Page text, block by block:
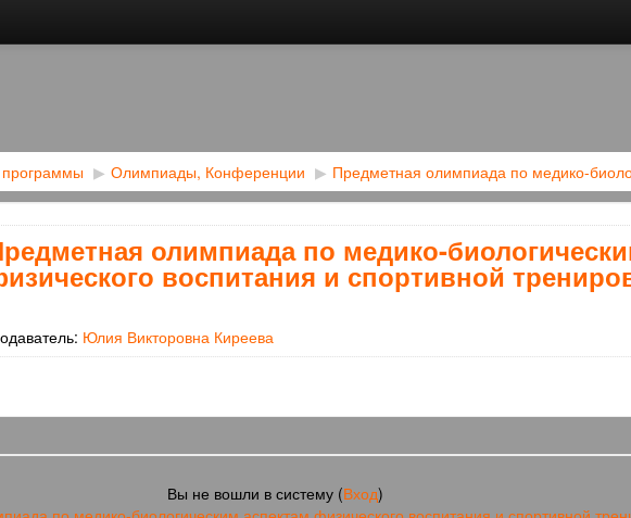
программы ▶︎ Олимпиады, Конференции ▶︎ Предметная олимпиада по медико-
олимпиада по медико-
воспитания и спортивной
Юлия Викторовна Киреева
Вы не вошли в систему (Вход)